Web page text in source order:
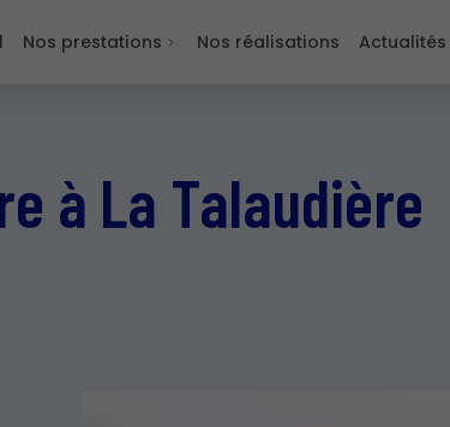
Nos prestations Nos réalisations Actualités
à La Talaudière